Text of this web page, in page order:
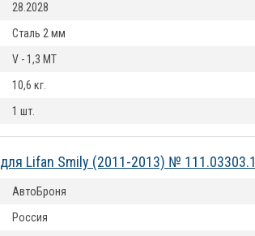
28.2028
Сталь 2 мм
V - 1,3 MT
10,6 кг.
1 шт.
Lifan Smily (2011-2013) № 111.03303.1
АвтоБроня
Россия